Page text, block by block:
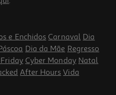
e Enchidos Carnaval Dia
Dia da Mãe Regresso
Cyber Monday Natal
After Hours Vida